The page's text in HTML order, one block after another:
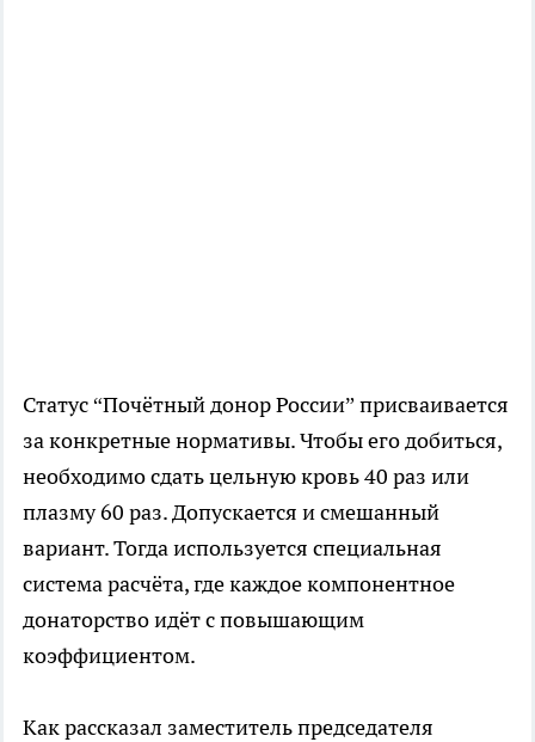
Статус “Почётный донор России” присваивается
за конкретные нормативы. Чтобы его добиться,
необходимо сдать цельную кровь 40 раз или
плазму 60 раз. Допускается и смешанный
вариант. Тогда используется специальная
система расчёта, где каждое компонентное
донаторство идёт с повышающим
коэффициентом.
Как рассказал заместитель председателя